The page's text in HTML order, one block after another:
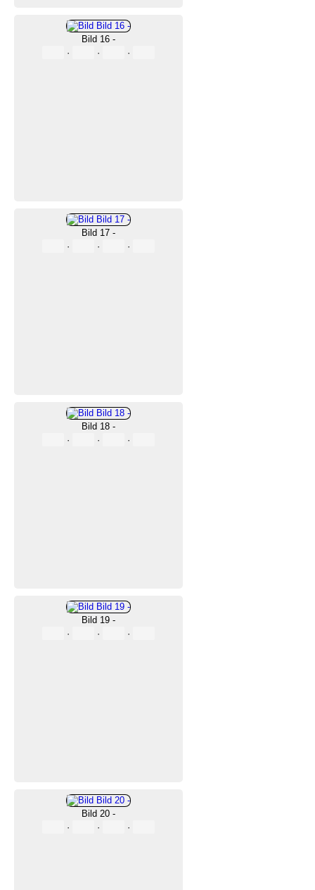
Bild 16 -
·
· ·
Bild 17 -
·
· ·
Bild 18 -
·
· ·
Bild 19 -
·
· ·
Bild 20 -
·
· ·